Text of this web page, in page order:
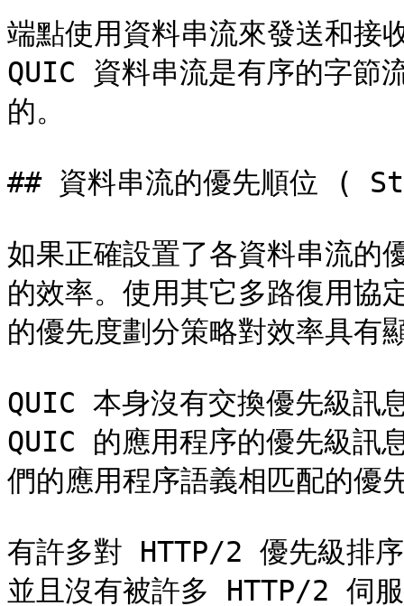
端點使用資料串流來發送和接
QUIC 資料串流是有序的字節
的。
## 資料串流的優先順位
如果正確設置了各資料串流的
的效率。使用其它多路復用
的優先度劃分策略對效率具有
QUIC 本身沒有交換優先級訊
QUIC 的應用程序的優先級訊
們的應用程序語義相匹配的優
有許多對 HTTP/2 優先級排
並且沒有被許多 HTTP/2 伺